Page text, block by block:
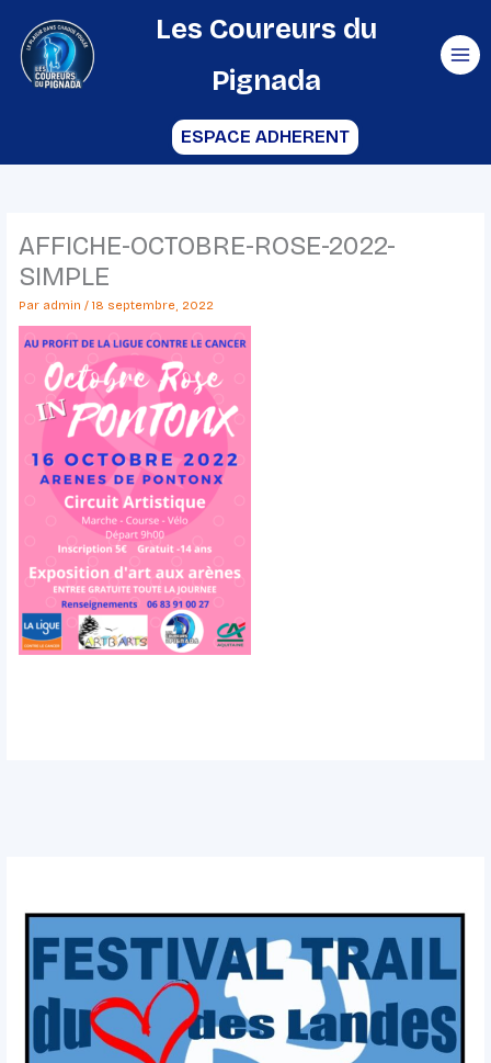
contenu
Les Coureurs du
Pignada
ESPACE ADHERENT
AFFICHE-OCTOBRE-ROSE-2022-
SIMPLE
Par admin / 18 septembre, 2022